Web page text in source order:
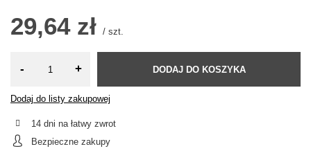
29,64 zł / szt.
- + DODAJ DO KOSZYKA
Dodaj do listy zakupowej
14 dni na łatwy zwrot
Bezpieczne zakupy